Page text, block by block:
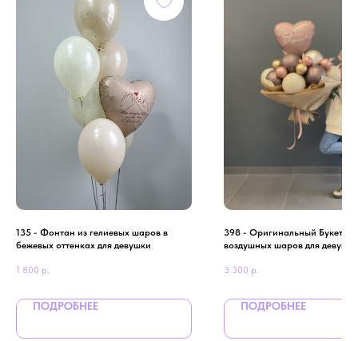
135 - Фонтан из гелиевых шаров в
бежевых оттенках для девушки
1 800 р.
ПОДРОБНЕЕ
398 - Оригинальный Букет из
воздушных шаров для девушки
3 300 р.
ПОДРОБНЕЕ